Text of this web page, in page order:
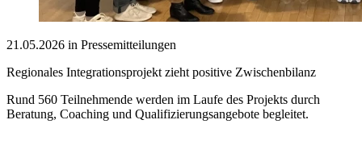
21.05.2026 in Pressemitteilungen
Regionales Integrationsprojekt zieht positive Zwischenbilanz
Rund 560 Teilnehmende werden im Laufe des Projekts durch
Beratung, Coaching und Qualifizierungsangebote begleitet.